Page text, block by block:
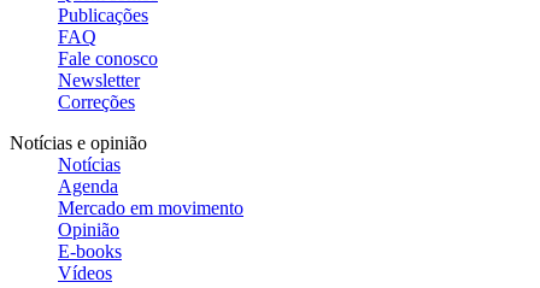
Publicações
FAQ
Fale conosco
Newsletter
Correções
Notícias e opinião
Notícias
Agenda
Mercado em movimento
Opinião
E-books
Vídeos